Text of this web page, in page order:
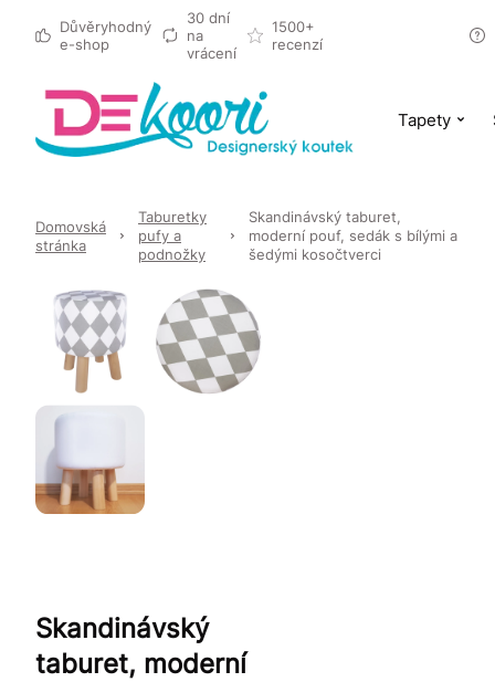
Důvěryhodný
e-shop
30 dní
na
vrácení
1500+
recenzí
Tapety
Domovská
stránka
Taburetky
pufy a
podnožky
Skandinávský taburet,
moderní pouf, sedák s bílými a
šedými kosočtverci
Skandinávský
taburet, moderní